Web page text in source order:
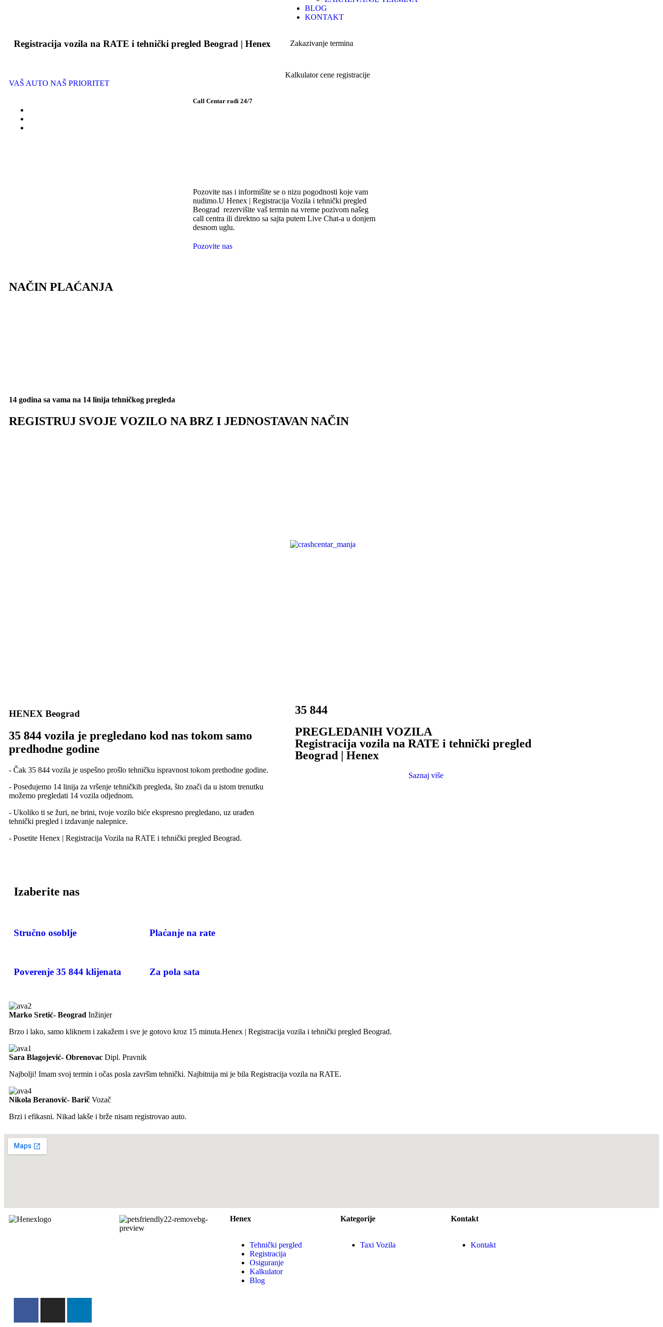
BLOG
KONTAKT
Registracija vozila na RATE i tehnički pregled Beograd | Henex Zakazivanje termina
VAŠ AUTO NAŠ PRIORITET
Kalkulator cene registracije
Call Centar radi 24/7
Pozovite nas i informišite se o nizu pogodnosti koje vam
nudimo.U Henex | Registracija Vozila i tehnički pregled
Beograd rezervišite vaš termin na vreme pozivom našeg
call centra ili direktno sa sajta putem Live Chat-a u donjem
desnom uglu.
Pozovite nas
NAČIN PLAĆANJA
14 godina sa vama na 14 linija tehničkog pregleda
REGISTRUJ SVOJE VOZILO NA BRZ I JEDNOSTAVAN NAČIN
HENEX Beograd
35 844 vozila je pregledano kod nas tokom samo
predhodne godine
- Čak 35 844 vozila je uspešno prošlo tehničku ispravnost tokom prethodne godine.
- Posedujemo 14 linija za vršenje tehničkih pregleda, što znači da u istom trenutku
možemo pregledati 14 vozila odjednom.
- Ukoliko ti se žuri, ne brini, tvoje vozilo biće ekspresno pregledano, uz urađen
tehnički pregled i izdavanje nalepnice.
- Posetite Henex | Registracija Vozila na RATE i tehnički pregled Beograd.
35 844
PREGLEDANIH VOZILA
Registracija vozila na RATE i tehnički pregled
Beograd | Henex
Saznaj više
Izaberite nas
Stručno osoblje Plaćanje na rate
Poverenje 35 844 klijenata Za pola sata
Marko Sretić- Beograd Inžinjer
Brzo i lako, samo kliknem i zakažem i sve je gotovo kroz 15 minuta.Henex | Registracija vozila i tehnički pregled Beograd.
Sara Blagojević- Obrenovac Dipl. Pravnik
Najbolji! Imam svoj termin i očas posla završim tehnički. Najbitnija mi je bila Registracija vozila na RATE.
Nikola Beranović- Barič Vozač
Brzi i efikasni. Nikad lakše i brže nisam registrovao auto.
Henex
Tehnički pergled
Registracija
Osiguranje
Kalkulator
Blog
Kategorije
Taxi Vozila
Kontakt
Kontakt